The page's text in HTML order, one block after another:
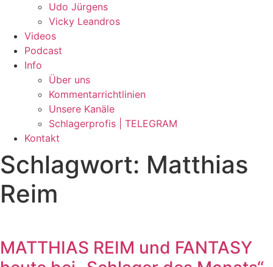
Udo Jürgens
Vicky Leandros
Videos
Podcast
Info
Über uns
Kommentarrichtlinien
Unsere Kanäle
Schlagerprofis | TELEGRAM
Kontakt
Schlagwort: Matthias
Reim
MATTHIAS REIM und FANTASY